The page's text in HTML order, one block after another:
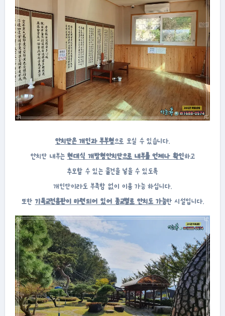
안치단은 개인과 부부형으로 모실 수 있습니다.
안치단 내부는 현대식 개방형안치단으로 내부를 언제나 확인하고
추모할 수 있는 물건을 넣을 수 있도록
개인단이라도 부족함 없이 이용 가능 하십니다.
또한기독교전용관이 마련되어 있어 종교별로 안치도 가능한 시설입니다.